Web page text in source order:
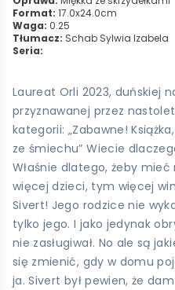
Format: 17.0x24.0cm
Waga: 0.25
Tłumacz: Schab Sylwia Izabela
Seria:
Laureat Orli 2023, duńskiej
przyznawanej przez
kategorii: „Zabawne!
ze śmiechu” Wiecie
Właśnie dlatego, żeby
więcej dzieci, tym więcej
Sivert! Jego rodzice nie
tylko jego. I jako jedynak
nie zasługiwał. No ale są
się zmienić, gdy w domu
ja. Sivert był pewien, że